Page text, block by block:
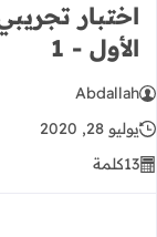
اختبار
الأول - 1
Abdallah
يوليو 28, 2020
13كلمة